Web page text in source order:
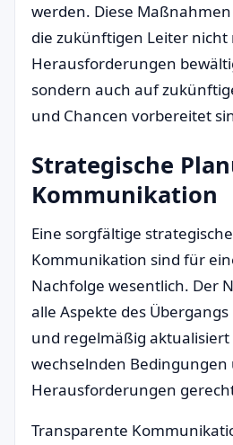
werden. Diese
die zukünftigen Leiter
Herausforderungen
sondern auch auf
und Chancen vorbereitet
Strategische
Kommunikation
Eine sorgfältige
Kommunikation sind für
Nachfolge wesentlich. Der
alle Aspekte des
und regelmäßig
wechselnden
Herausforderungen
Transparente